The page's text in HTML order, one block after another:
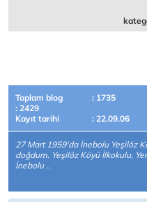
Toplam blog
: 1735
: 2429
Kayıt tarihi
: 22.09.06
27 Mart 1959'da İnebolu Yeşilöz
doğdum. Yeşilöz Köyü İlkokulu,
İnebolu ..